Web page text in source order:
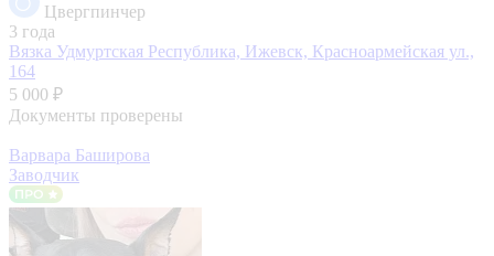
Цвергпинчер
3 года
Вязка Удмуртская Республика, Ижевск, Красноармейская ул.,
164
5 000 ₽
Документы проверены
Варвара Баширова
Заводчик